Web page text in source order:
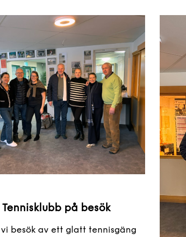
på besök
besök av ett glatt tennisgäng